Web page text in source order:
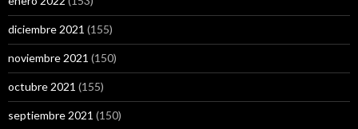
diciembre 2021 (155)
noviembre 2021 (150)
octubre 2021 (155)
septiembre 2021 (150)